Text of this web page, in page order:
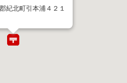
紀北町引本浦４２１